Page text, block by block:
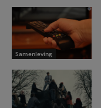
Samenleving